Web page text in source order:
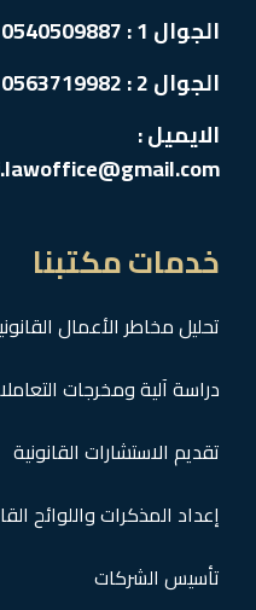
الجوال 1 : 0540509887
الجوال 2 : 0563719982
الايميل :
خدمات مكتبنا
تحليل مخاطر الأعمال
دراسة آلية ومخرجات
تقديم الاستشارات القانونية
إعداد المذكرات واللوائح
تأسيس الشركات